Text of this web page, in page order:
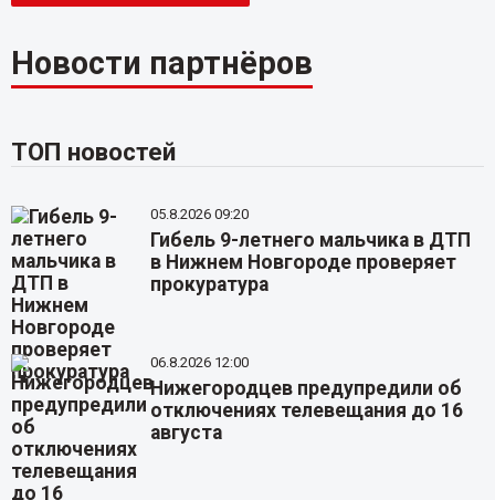
Новости партнёров
ТОП новостей
05.8.2026 09:20
Гибель 9-летнего мальчика в ДТП
в Нижнем Новгороде проверяет
прокуратура
06.8.2026 12:00
Нижегородцев предупредили об
отключениях телевещания до 16
августа